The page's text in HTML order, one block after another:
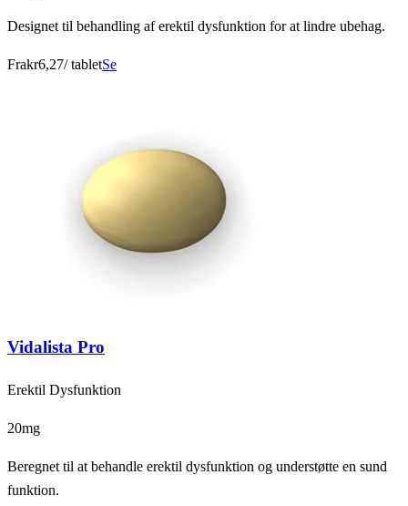
Designet til behandling af erektil dysfunktion for at lindre ubehag.
Frakr6,27/ tabletSe
Vidalista Pro
Erektil Dysfunktion
20mg
Beregnet til at behandle erektil dysfunktion og understøtte en sund
funktion.